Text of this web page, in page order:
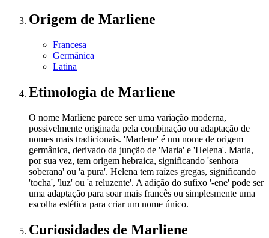
Origem de Marliene
Francesa
Germânica
Latina
Etimologia de Marliene
O nome Marliene parece ser uma variação moderna,
possivelmente originada pela combinação ou adaptação de
nomes mais tradicionais. 'Marlene' é um nome de origem
germânica, derivado da junção de 'Maria' e 'Helena'. Maria,
por sua vez, tem origem hebraica, significando 'senhora
soberana' ou 'a pura'. Helena tem raízes gregas, significando
'tocha', 'luz' ou 'a reluzente'. A adição do sufixo '-ene' pode ser
uma adaptação para soar mais francês ou simplesmente uma
escolha estética para criar um nome único.
Curiosidades de Marliene